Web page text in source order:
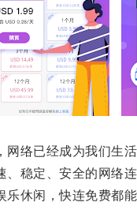
络已经成为我们生活
稳定、安全的网络连
休闲，快连免费都能